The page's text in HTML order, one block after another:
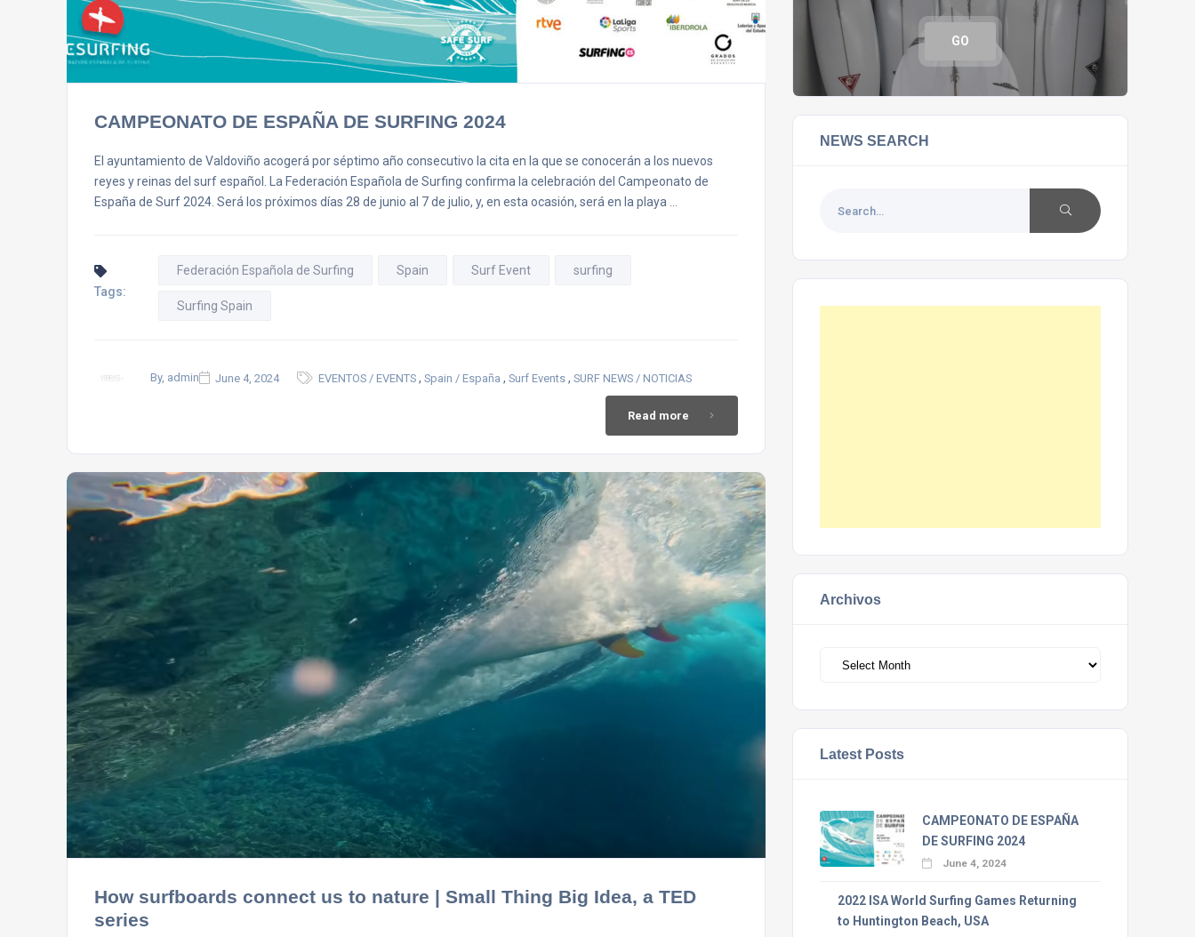
CAMPEONATO DE ESPAÑA DE SURFING 2024
El ayuntamiento de Valdoviño acogerá por séptimo año consecutivo la cita en la que se conocerán a los nuevos
reyes y reinas del surf español. La Federación Española de Surfing confirma la celebración del Campeonato de
España de Surf 2024. Será los próximos días 28 de junio al 7 de julio, y, en esta ocasión, será en la playa …
Tags:
Federación Española de Surfing Spain Surf Event surfing
Surfing Spain
By, admin June 4, 2024 EVENTOS / EVENTS , Spain / España , Surf Events , SURF NEWS / NOTICIAS
Read more
How surfboards connect us to nature | Small Thing Big Idea, a TED
series
GO
NEWS SEARCH
Archivos
Latest Posts
CAMPEONATO DE ESPAÑA
DE SURFING 2024
June 4, 2024
2022 ISA World Surfing Games Returning
to Huntington Beach, USA